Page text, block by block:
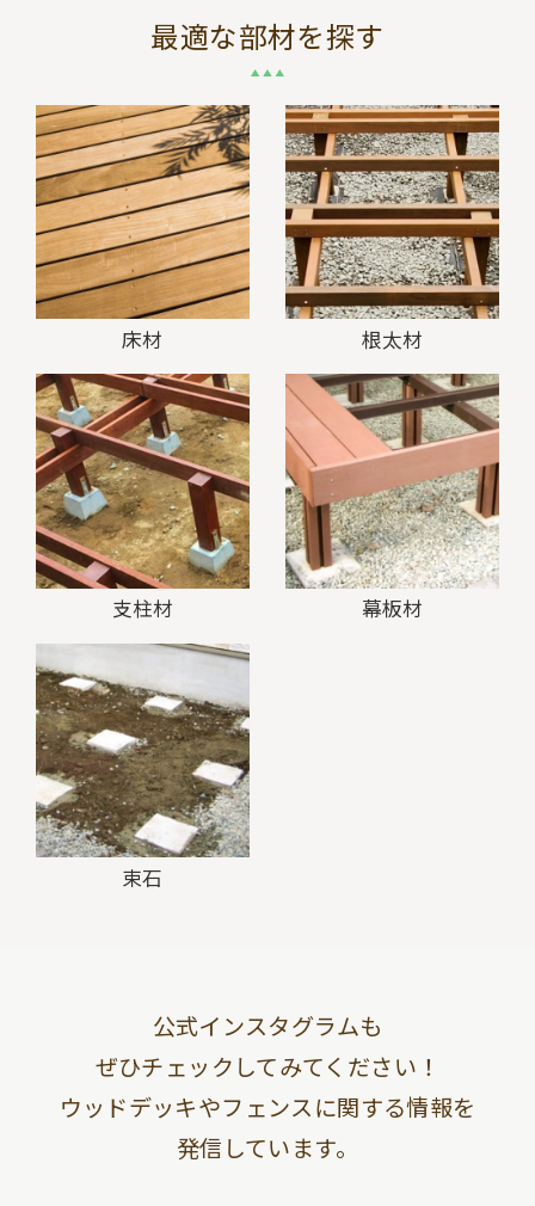
最適な部材を探す
床材 根太材
支柱材 幕板材
束石
公式インスタグラムも
ぜひチェックしてみてください！
ウッドデッキやフェンスに関する情報を
発信しています。